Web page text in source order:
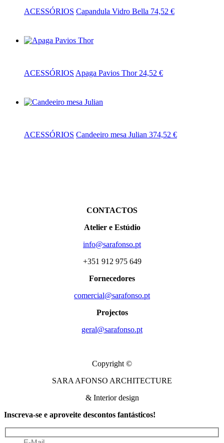
ACESSÓRIOS Capandula Vidro Bella 74,52 €
ACESSÓRIOS Apaga Pavios Thor 24,52 €
ACESSÓRIOS Candeeiro mesa Julian 374,52 €
CONTACTOS
Atelier e Estúdio
info@sarafonso.pt
+351 912 975 649
Fornecedores
comercial@sarafonso.pt
Projectos
geral@sarafonso.pt
Copyright ©
SARA AFONSO ARCHITECTURE
& Interior design
Inscreva-se e aproveite descontos fantásticos!